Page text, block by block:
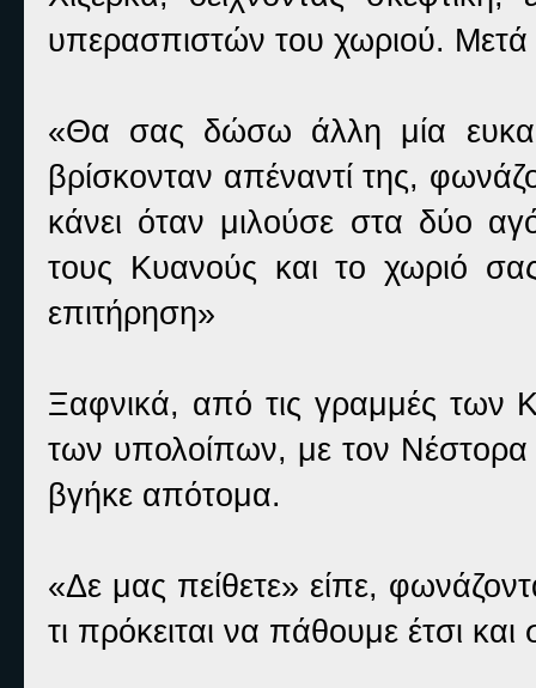
υπερασπιστών του χωριού. Μετά
«Θα σας δώσω άλλη μία
βρίσκονταν απέναντί της,
κάνει όταν μιλούσε στα δύο
τους Κυανούς και το χωριό
επιτήρηση»
Ξαφνικά, από τις γραμμές των
των υπολοίπων, με τον Νέστορα
βγήκε απότομα.
«Δε μας πείθετε» είπε,
τι πρόκειται να πάθουμε έτσι